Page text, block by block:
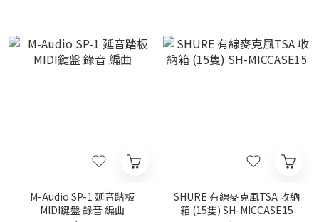
M-Audio SP-1 延音踏板
MIDI鍵盤 錄音 編曲
SHURE 有線麥克風TSA 收納
箱 (15隻) SH-MICCASE15